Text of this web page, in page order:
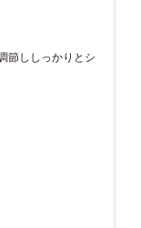
節ししっかりとシ